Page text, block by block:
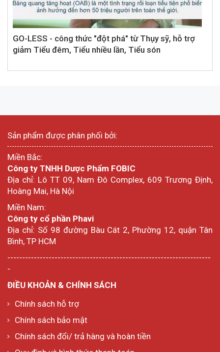
GO-LESS - công thức "đột phá" từ Thụy sỹ, hỗ trợ
giảm Tiểu đêm, Tiểu nhiều lần, Tiểu són
Sản phẩm được phân phối bởi:
Miền Bắc:
Công ty TNHH Dược Phẩm FOBIC
Địa chỉ: Lô TT 09, Nam Đô Complex, 609 Trương Định,
Hoàng Mai, Hà Nội
Miền Nam:
Công ty cổ phần Phavi
Địa chỉ: Số 98 đường Bàu Cát 2, Phường 12, quận Tân
Bình, TP HCM
---------------------------------------------------------------------
-
ĐIỀU KHOẢN & CHÍNH SÁCH
Chính sách hỗ trợ
Chính sách bảo mật
Chính sách đổi/ trả hàng và hoàn tiền